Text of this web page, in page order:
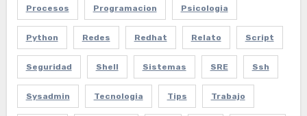
Procesos Programacion Psicologia
Python Redes Redhat Relato Script
Seguridad Shell Sistemas SRE Ssh
Sysadmin Tecnologia Tips Trabajo